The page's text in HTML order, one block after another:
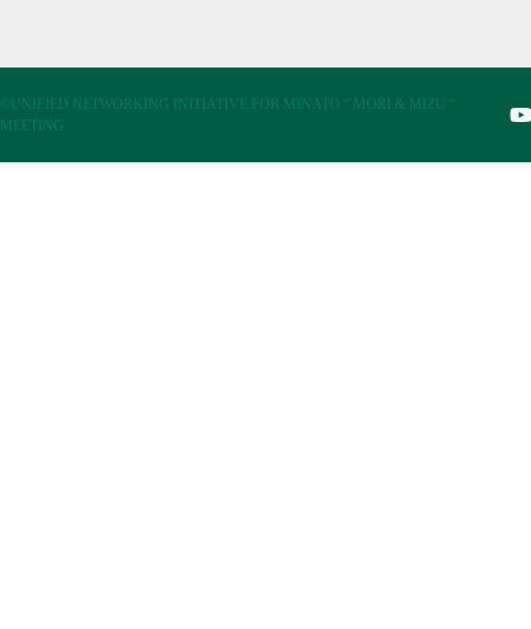
©UNIFIED NETWORKING INITIATIVE FOR MINATO “ MORI & MIZU “
MEETING